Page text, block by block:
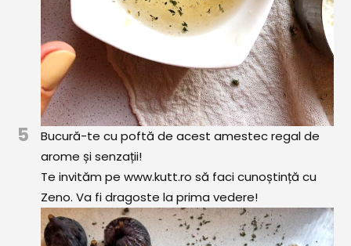
5
Bucură-te cu poftă de acest amestec regal de
arome și senzații!
Te invităm pe www.kutt.ro să faci cunoștință cu
Zeno. Va fi dragoste la prima vedere!